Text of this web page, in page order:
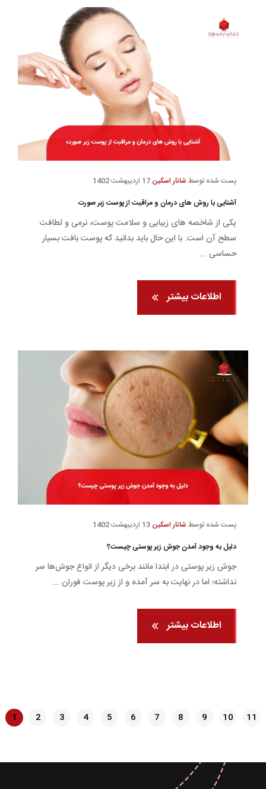
پست شده توسط شانار اسکین
آشنایی با روش های درمان و مراقبت از پوست زبر صورت
یکی از شاخصه های زیبایی و سلامت پوست، نرمی و لطافت
سطح آن است. با این حال باید بدانید که پوست بافت بسیار
حساسی ...
اطلاعات بیشتر
پست شده توسط شانار اسکین
دلیل به وجود آمدن جوش زیر پوستی چیست؟
جوش زیر پوستی در ابتدا مانند برخی دیگر از انواع جوش‌ها سر
نداشته؛ اما در نهایت به سر آمده و از زیر پوست فوران ...
اطلاعات بیشتر
1 2 3 4 5 6 7 8 9 10 11